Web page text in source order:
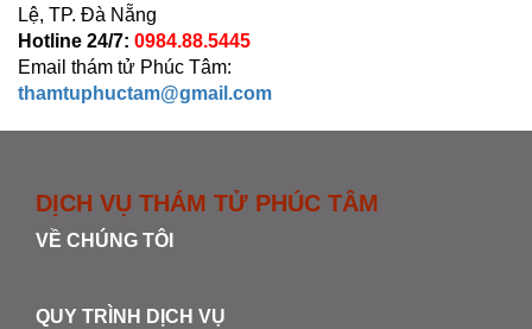
Lệ, TP. Đà Nẵng
Hotline 24/7: 0984.88.5445
Email thám tử Phúc Tâm:
thamtuphuctam@gmail.com
DỊCH VỤ THÁM TỬ PHÚC TÂM
VỀ CHÚNG TÔI
QUY TRÌNH DỊCH VỤ